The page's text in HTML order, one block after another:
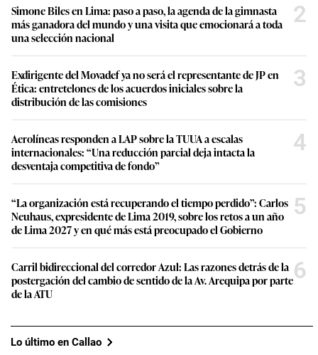
Simone Biles en Lima: paso a paso, la agenda de la gimnasta
más ganadora del mundo y una visita que emocionará a toda
una selección nacional
2
Exdirigente del Movadef ya no será el representante de JP en
Ética: entretelones de los acuerdos iniciales sobre la
distribución de las comisiones
3
Aerolíneas responden a LAP sobre la TUUA a escalas
internacionales: “Una reducción parcial deja intacta la
desventaja competitiva de fondo”
4
“La organización está recuperando el tiempo perdido”: Carlos
Neuhaus, expresidente de Lima 2019, sobre los retos a un año
de Lima 2027 y en qué más está preocupado el Gobierno
5
Carril bidireccional del corredor Azul: Las razones detrás de la
postergación del cambio de sentido de la Av. Arequipa por parte
de la ATU
6
Lo último en Callao